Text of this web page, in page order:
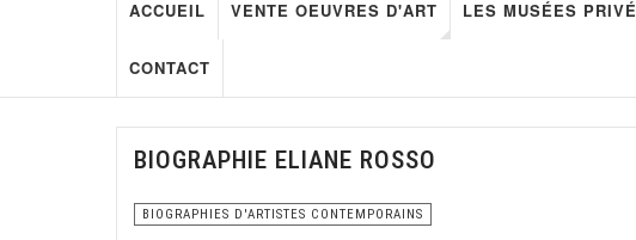
ACCUEIL VENTE OEUVRES D'ART LES MUSÉES
CONTACT
BIOGRAPHIE ELIANE ROSSO
BIOGRAPHIES D'ARTISTES CONTEMPORAINS